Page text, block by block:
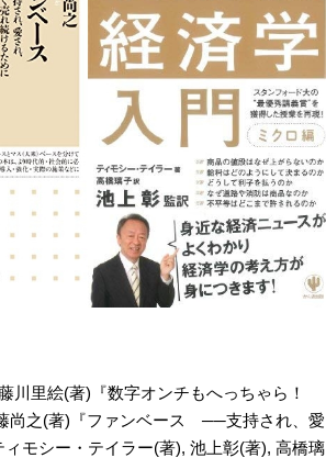
川里絵(著)『数字オンチもへっちゃら！
尚之(著)『ファンベース ──支持され、愛
モシー・テイラー(著), 池上彰(著), 高橋璃